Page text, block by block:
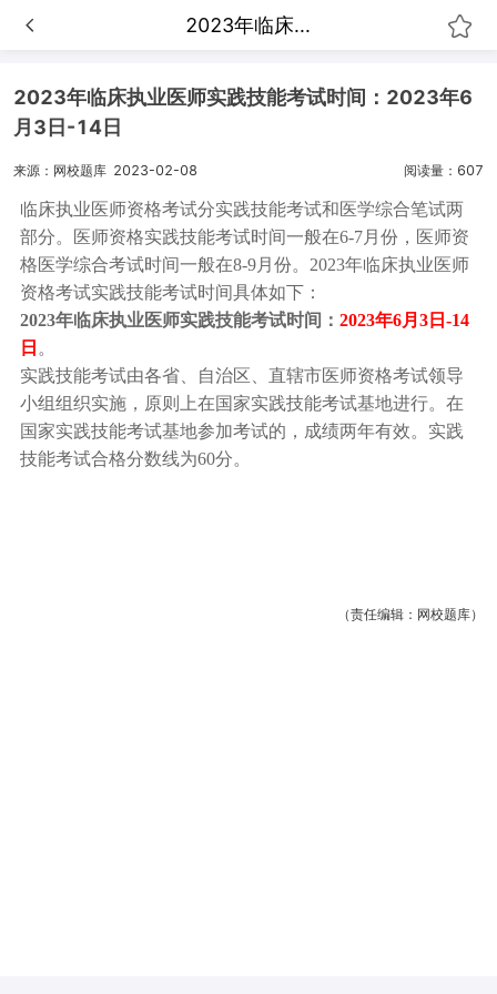
2023年临床...
2023年临床执业医师实践技能考试时间：2023年6
月3日-14日
来源：网校题库 2023-02-08 阅读量：607
临床执业医师资格考试分实践技能考试和医学综合笔试两
部分。医师资格实践技能考试时间一般在6-7月份，医师资
格医学综合考试时间一般在8-9月份。2023年临床执业医师
资格考试实践技能考试时间具体如下：
2023年临床执业医师实践技能考试时间：2023年6月3日-14
日 。
实践技能考试由各省、自治区、直辖市医师资格考试领导
小组组织实施，原则上在国家实践技能考试基地进行。在
国家实践技能考试基地参加考试的，成绩两年有效。实践
技能考试合格分数线为60分。
（责任编辑：网校题库）